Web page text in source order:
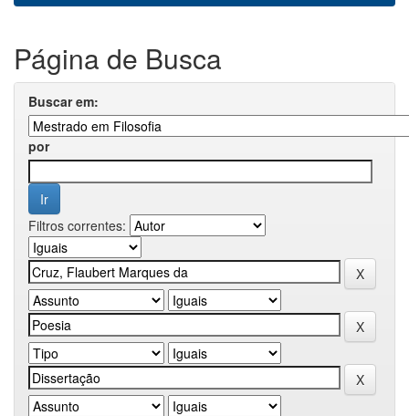
Página de Busca
Buscar em:
por
Filtros correntes: